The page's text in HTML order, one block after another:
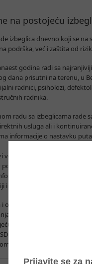
na postojeću
izbeglica dnevno koji se
podrška, već i zaštita od
godina radi sa
dana prisutni na terenu, u
radnici, psiholozi,
radnika.
radu sa izbeglicama rade
usluga ali i
informacije o nastavku
veliki broj maloletnika bez
Stalne misije
koji treba da čine
i Grčkoj da efikasnije
organizacijama civilnog
kako bi im pružili
izbegličku krizu
Stalna misija
UNFPA i Konrad